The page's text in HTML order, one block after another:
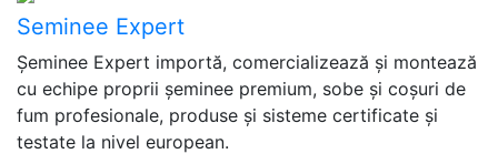
Seminee Expert
Șeminee Expert importă, comercializează și montează
cu echipe proprii șeminee premium, sobe și coșuri de
fum profesionale, produse și sisteme certificate și
testate la nivel european.